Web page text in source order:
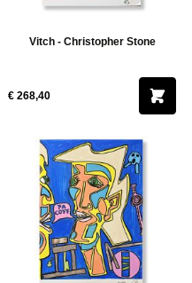
Vitch - Christopher Stone
€ 268,40